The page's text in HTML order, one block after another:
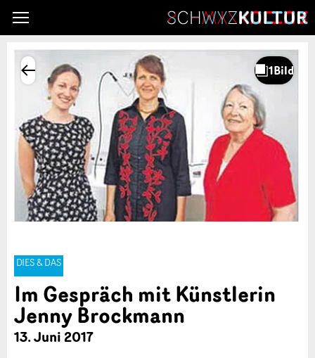
DIES & DAS
Im Gespräch mit Künstlerin
Jenny Brockmann
13. Juni 2017